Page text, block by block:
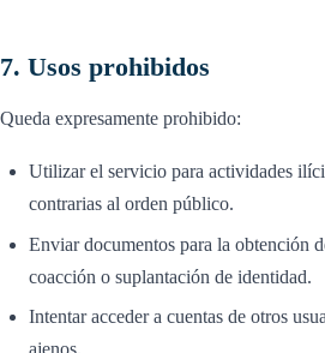
7. Usos prohibidos
Queda expresamente prohibido:
Utilizar el servicio para actividades
contrarias al orden público.
Enviar documentos para la obtención
coacción o suplantación de identidad.
Intentar acceder a cuentas de otros